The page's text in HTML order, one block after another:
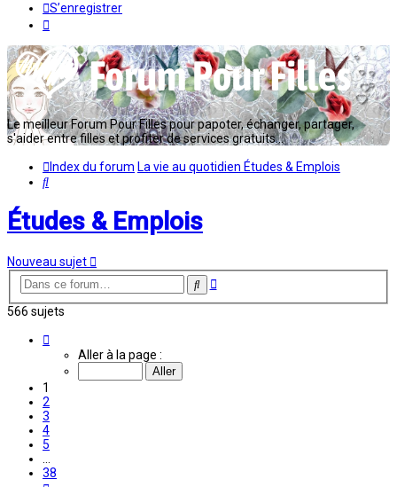
S’enregistrer
Le meilleur Forum Pour Filles pour papoter, échanger, partager,
s'aider entre filles et profiter de services gratuits...
Index du forum La vie au quotidien Études & Emplois
Rechercher
Études & Emplois
Nouveau sujet
Rechercher
Recherche
566 sujets
Aller à la page :
1
2
3
4
5
38